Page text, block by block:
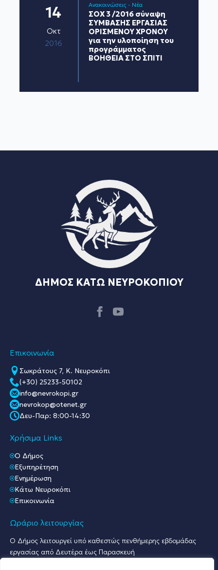
14
Οκτ
2016
Ανακοινώσεις - Νέα
ΣΟΧ 3 /2016 σύναψη
ΣΥΜΒΑΣΗΣ ΕΡΓΑΣΙΑΣ
ΟΡΙΣΜΕΝΟΥ ΧΡΟΝΟΥ
για την υλοποίηση του
προγράμματος
ΒΟΗΘΕΙΑ ΣΤΟ ΣΠΙΤΙ
ΔΗΜΟΣ ΚΑΤΩ ΝΕΥΡΟΚΟΠΙΟΥ
Επικοινωνία
Σωκράτους 7, Κ. Νευροκόπι
(+30) 25233-50102
info@nevrokopi.gr
nevrokop@otenet.gr
Δευ-Παρ: 8:00-14:30
Χρήσιμα Links
O Δήμος
Εξυπηρέτηση
Ενημέρωση
Κάτω Νευροκόπι
Επικοινωνία
Ωράριο λειτουργίας
Ο Δήμος λειτουργεί υπό καθεστώς πενθήμερης εβδομάδας
εργασίας από Δευτέρα έως Παρασκευή